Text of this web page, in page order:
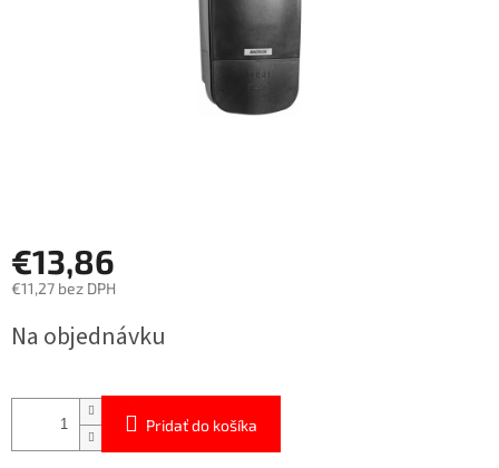
€13,86
€11,27 bez DPH
cena:
Na objednávku
Pridať do košíka